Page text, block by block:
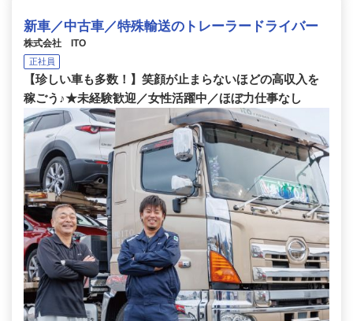
新車／中古車／特殊輸送のトレーラードライバー
株式会社 ITO
正社員
【珍しい車も多数！】笑顔が止まらないほどの高収入を
稼ごう♪★未経験歓迎／女性活躍中／ほぼ力仕事なし